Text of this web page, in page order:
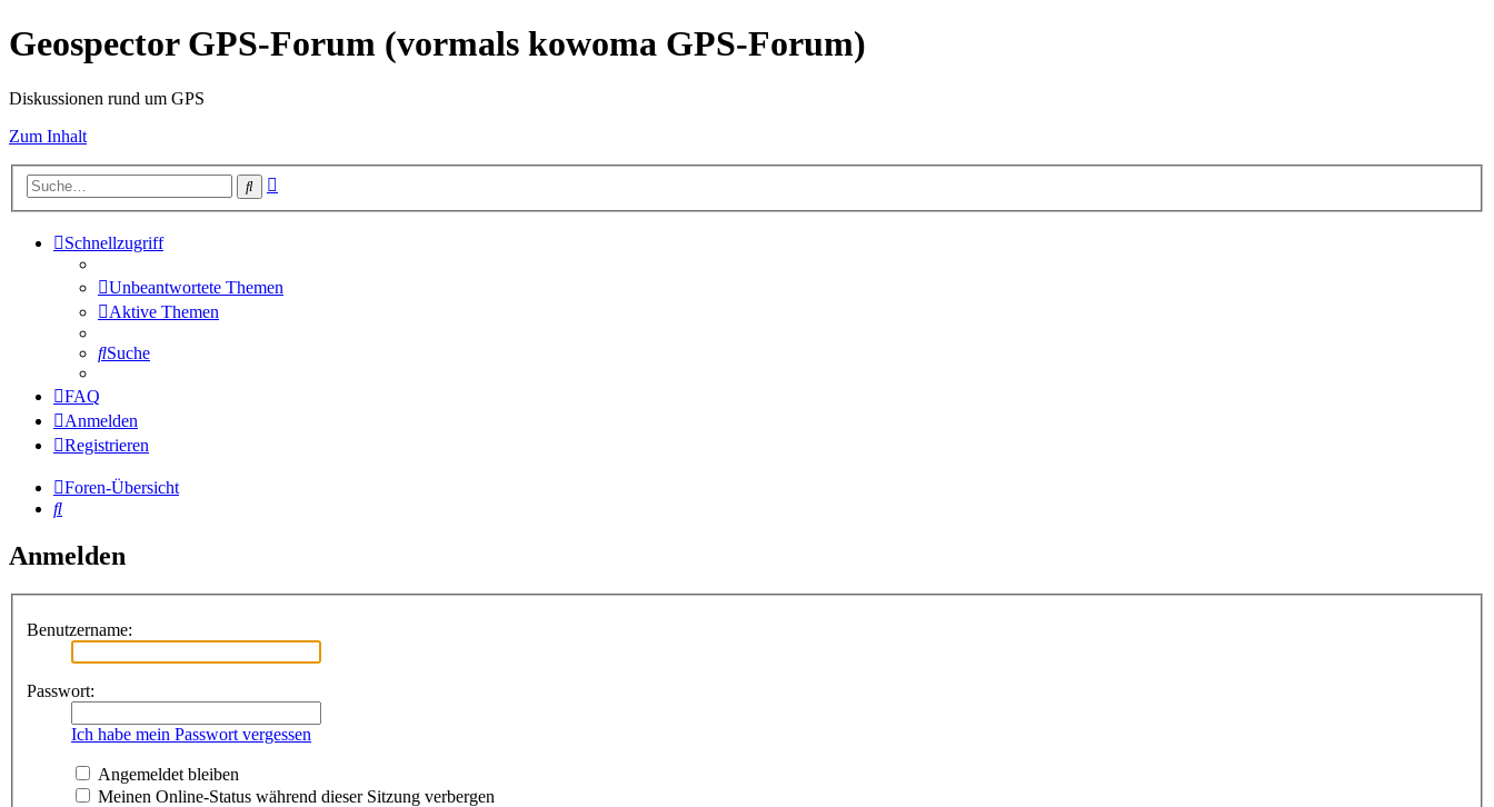
Geospector GPS-Forum (vormals kowoma GPS-Forum)
Diskussionen rund um GPS
Zum Inhalt
Suche
Schnellzugriff
Unbeantwortete Themen
Aktive Themen
Suche
FAQ
Anmelden
Registrieren
Foren-Übersicht
Suche
Anmelden
Benutzername:
Passwort:
Ich habe mein Passwort vergessen
Angemeldet bleiben
Meinen Online-Status während dieser Sitzung verbergen